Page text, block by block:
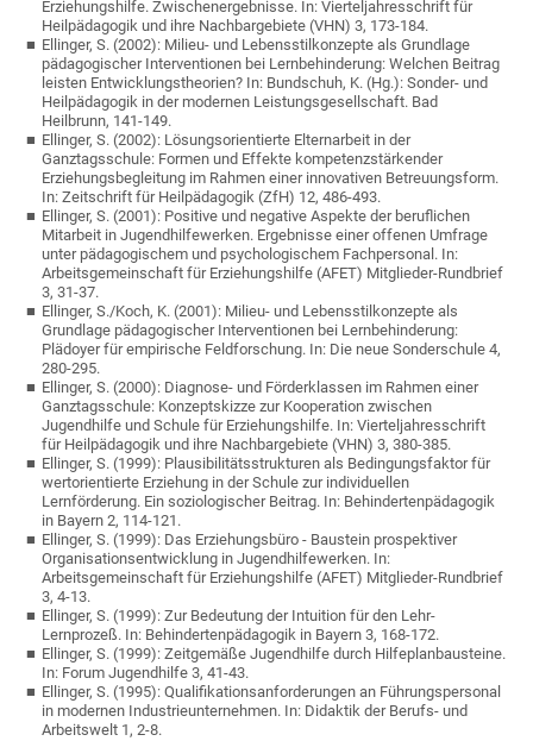
Erziehungshilfe. Zwischenergebnisse. In: Vierteljahresschrift für
Heilpädagogik und ihre Nachbargebiete (VHN) 3, 173-184.
Ellinger, S. (2002): Milieu- und Lebensstilkonzepte als Grundlage
pädagogischer Interventionen bei Lernbehinderung: Welchen Beitrag
leisten Entwicklungstheorien? In: Bundschuh, K. (Hg.): Sonder- und
Heilpädagogik in der modernen Leistungsgesellschaft. Bad
Heilbrunn, 141-149.
Ellinger, S. (2002): Lösungsorientierte Elternarbeit in der
Ganztagsschule: Formen und Effekte kompetenzstärkender
Erziehungsbegleitung im Rahmen einer innovativen Betreuungsform.
In: Zeitschrift für Heilpädagogik (ZfH) 12, 486-493.
Ellinger, S. (2001): Positive und negative Aspekte der beruflichen
Mitarbeit in Jugendhilfewerken. Ergebnisse einer offenen Umfrage
unter pädagogischem und psychologischem Fachpersonal. In:
Arbeitsgemeinschaft für Erziehungshilfe (AFET) Mitglieder-Rundbrief
3, 31-37.
Ellinger, S./Koch, K. (2001): Milieu- und Lebensstilkonzepte als
Grundlage pädagogischer Interventionen bei Lernbehinderung:
Plädoyer für empirische Feldforschung. In: Die neue Sonderschule 4,
280-295.
Ellinger, S. (2000): Diagnose- und Förderklassen im Rahmen einer
Ganztagsschule: Konzeptskizze zur Kooperation zwischen
Jugendhilfe und Schule für Erziehungshilfe. In: Vierteljahresschrift
für Heilpädagogik und ihre Nachbargebiete (VHN) 3, 380-385.
Ellinger, S. (1999): Plausibilitätsstrukturen als Bedingungsfaktor für
wertorientierte Erziehung in der Schule zur individuellen
Lernförderung. Ein soziologischer Beitrag. In: Behindertenpädagogik
in Bayern 2, 114-121.
Ellinger, S. (1999): Das Erziehungsbüro - Baustein prospektiver
Organisationsentwicklung in Jugendhilfewerken. In:
Arbeitsgemeinschaft für Erziehungshilfe (AFET) Mitglieder-Rundbrief
3, 4-13.
Ellinger, S. (1999): Zur Bedeutung der Intuition für den Lehr-
Lernprozeß. In: Behindertenpädagogik in Bayern 3, 168-172.
Ellinger, S. (1999): Zeitgemäße Jugendhilfe durch Hilfeplanbausteine.
In: Forum Jugendhilfe 3, 41-43.
Ellinger, S. (1995): Qualifikationsanforderungen an Führungspersonal
in modernen Industrieunternehmen. In: Didaktik der Berufs- und
Arbeitswelt 1, 2-8.